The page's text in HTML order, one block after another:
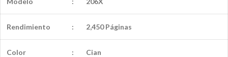
Rendimiento : 2,450 Páginas
Color : Cian